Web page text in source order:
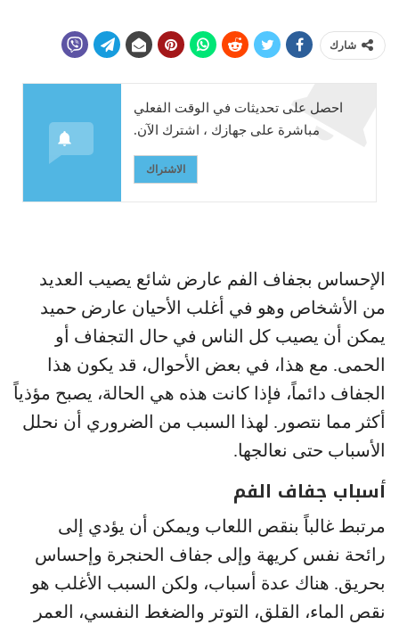
شارك
احصل على تحديثات في الوقت الفعلي
مباشرة على جهازك ، اشترك الآن.
الاشتراك
الإحساس بجفاف الفم عارض شائع يصيب العديد
من الأشخاص وهو في أغلب الأحيان عارض حميد
يمكن أن يصيب كل الناس في حال التجفاف أو
الحمى. مع هذا، في بعض الأحوال، قد يكون هذا
الجفاف دائماً، فإذا كانت هذه هي الحالة، يصبح مؤذياً
أكثر مما نتصور. لهذا السبب من الضروري أن نحلل
الأسباب حتى نعالجها.
أسباب جفاف الفم
مرتبط غالباً بنقص اللعاب ويمكن أن يؤدي إلى
رائحة نفس كريهة وإلى جفاف الحنجرة وإحساس
بحريق. هناك عدة أسباب، ولكن السبب الأغلب هو
نقص الماء، القلق، التوتر والضغط النفسي، العمر